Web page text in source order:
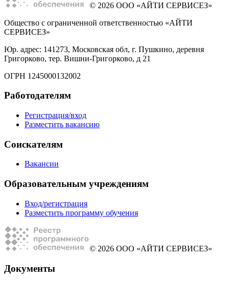
© 2026 ООО «АЙТИ СЕРВИСЕЗ»
Общество с ограниченной ответственностью «АЙТИ
СЕРВИСЕЗ»
Юр. адрес: 141273, Московская обл, г. Пушкино, деревня
Григорково, тер. Вишни-Григорково, д 21
ОГРН 1245000132002
Работодателям
Регистрация/вход
Разместить вакансию
Соискателям
Вакансии
Образовательным учреждениям
Вход/регистрация
Разместить программу обучения
© 2026 ООО «АЙТИ СЕРВИСЕЗ»
Документы